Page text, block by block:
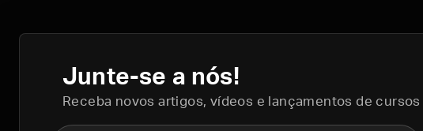
Junte-se a nós!
Receba novos artigos, vídeos e lançamentos de